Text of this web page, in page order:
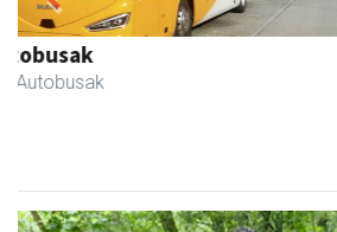
Transportes Lakunza
Asteasu - Garraioak
Previous